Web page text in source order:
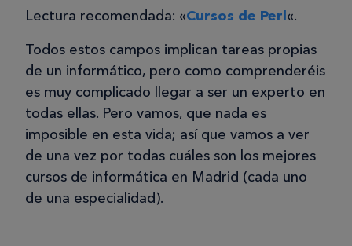
Lectura recomendada: «Cursos de Perl«.
Todos estos campos implican tareas propias
de un informático, pero como comprenderéis
es muy complicado llegar a ser un experto en
todas ellas. Pero vamos, que nada es
imposible en esta vida; así que vamos a ver
de una vez por todas cuáles son los mejores
cursos de informática en Madrid (cada uno
de una especialidad).